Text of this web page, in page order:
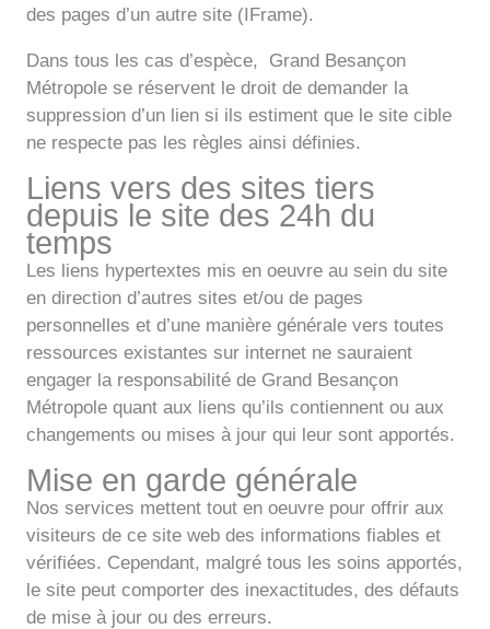
des pages d’un autre site (IFrame).
Dans tous les cas d’espèce, Grand Besançon
Métropole se réservent le droit de demander la
suppression d’un lien si ils estiment que le site cible
ne respecte pas les règles ainsi définies.
Liens vers des sites tiers
depuis le site des 24h du
temps
Les liens hypertextes mis en oeuvre au sein du site
en direction d’autres sites et/ou de pages
personnelles et d’une manière générale vers toutes
ressources existantes sur internet ne sauraient
engager la responsabilité de Grand Besançon
Métropole quant aux liens qu’ils contiennent ou aux
changements ou mises à jour qui leur sont apportés.
Mise en garde générale
Nos services mettent tout en oeuvre pour offrir aux
visiteurs de ce site web des informations fiables et
vérifiées. Cependant, malgré tous les soins apportés,
le site peut comporter des inexactitudes, des défauts
de mise à jour ou des erreurs.